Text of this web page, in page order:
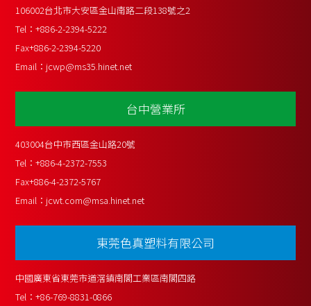
106002台北市大安區金山南路二段138號之2
Tel：+886-2-2394-5222
Fax+886-2-2394-5220
Email： jcwp@ms35.hinet.net
台中營業所
403004台中市西區金山路20號
Tel：+886-4-2372-7553
Fax+886-4-2372-5767
Email： jcwt.com@msa.hinet.net
東莞色真塑料有限公司
中國廣東省東莞市道滘鎮南閣工業區南閣四路
Tel：+86-769-8831-0866